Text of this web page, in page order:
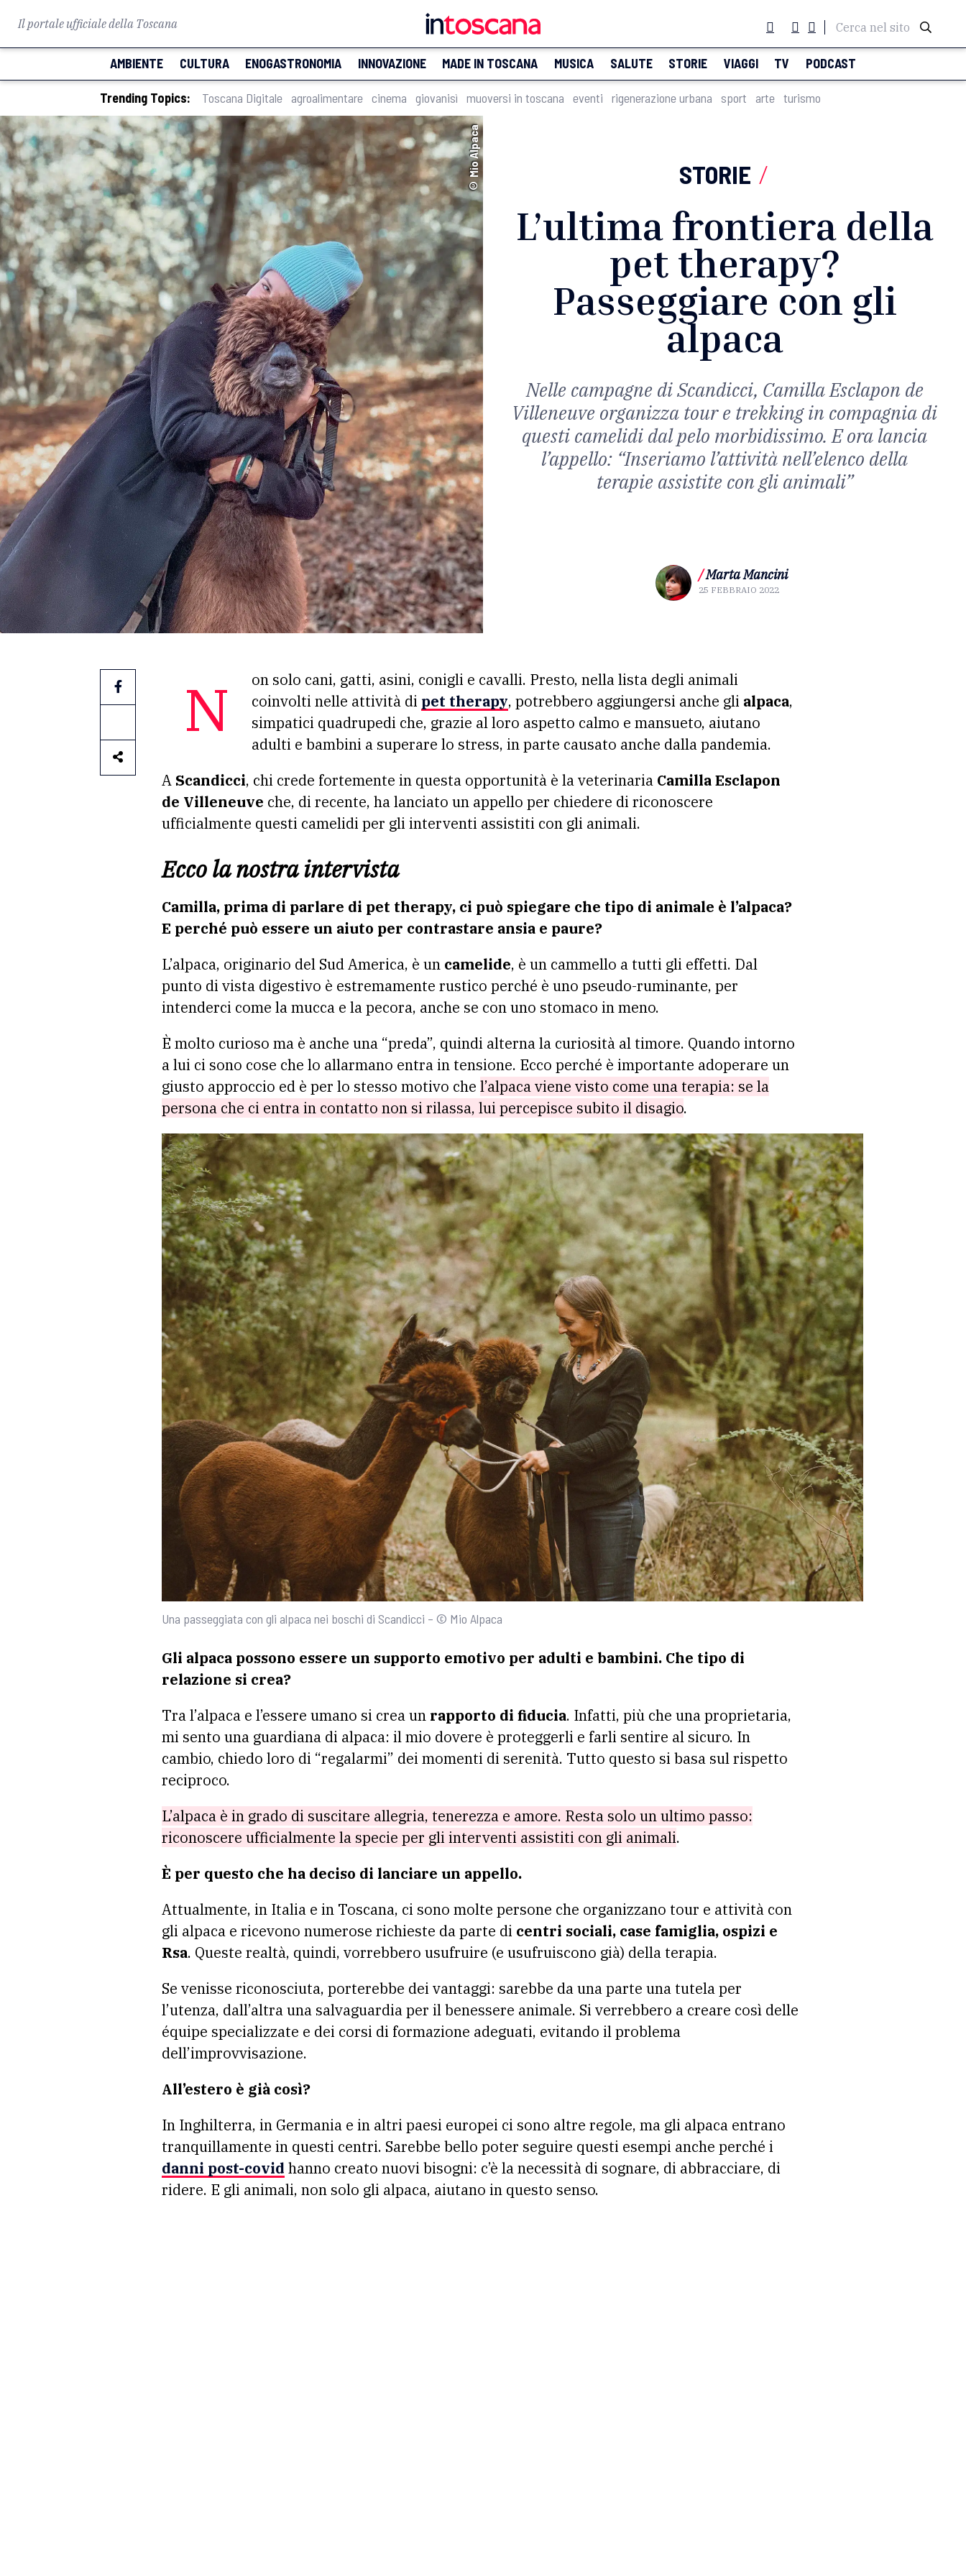
Il portale ufficiale della Toscana Cerca nel sito
AMBIENTE CULTURA ENOGASTRONOMIA INNOVAZIONE MADE IN TOSCANA MUSICA SALUTE STORIE VIAGGI TV PODCAST
Trending Topics: Toscana Digitale agroalimentare cinema giovanisì muoversi in toscana eventi rigenerazione urbana sport arte turismo
© Mio Alpaca STORIE /
L’ultima frontiera della
pet therapy?
Passeggiare con gli
alpaca
Nelle campagne di Scandicci, Camilla Esclapon de
Villeneuve organizza tour e trekking in compagnia di
questi camelidi dal pelo morbidissimo. E ora lancia
l’appello: “Inseriamo l’attività nell’elenco della
terapie assistite con gli animali”
/Marta Mancini
25 FEBBRAIO 2022
Non solo cani, gatti, asini, conigli e cavalli. Presto, nella lista degli animali coinvolti nelle attività di pet therapy, potrebbero aggiungersi anche gli alpaca,
simpatici quadrupedi che, grazie al loro aspetto calmo e mansueto, aiutano
adulti e bambini a superare lo stress, in parte causato anche dalla pandemia.
A Scandicci, chi crede fortemente in questa opportunità è la veterinaria Camilla Esclapon
de Villeneuve che, di recente, ha lanciato un appello per chiedere di riconoscere
ufficialmente questi camelidi per gli interventi assistiti con gli animali.
Ecco la nostra intervista
Camilla, prima di parlare di pet therapy, ci può spiegare che tipo di animale è l’alpaca?
E perché può essere un aiuto per contrastare ansia e paure?
L’alpaca, originario del Sud America, è un camelide, è un cammello a tutti gli effetti. Dal
punto di vista digestivo è estremamente rustico perché è uno pseudo-ruminante, per
intenderci come la mucca e la pecora, anche se con uno stomaco in meno.
È molto curioso ma è anche una “preda”, quindi alterna la curiosità al timore. Quando intorno
a lui ci sono cose che lo allarmano entra in tensione. Ecco perché è importante adoperare un
giusto approccio ed è per lo stesso motivo che l’alpaca viene visto come una terapia: se la
persona che ci entra in contatto non si rilassa, lui percepisce subito il disagio.
Una passeggiata con gli alpaca nei boschi di Scandicci – © Mio Alpaca
Gli alpaca possono essere un supporto emotivo per adulti e bambini. Che tipo di
relazione si crea?
Tra l’alpaca e l’essere umano si crea un rapporto di fiducia. Infatti, più che una proprietaria,
mi sento una guardiana di alpaca: il mio dovere è proteggerli e farli sentire al sicuro. In
cambio, chiedo loro di “regalarmi” dei momenti di serenità. Tutto questo si basa sul rispetto
reciproco.
L’alpaca è in grado di suscitare allegria, tenerezza e amore. Resta solo un ultimo passo:
riconoscere ufficialmente la specie per gli interventi assistiti con gli animali.
È per questo che ha deciso di lanciare un appello.
Attualmente, in Italia e in Toscana, ci sono molte persone che organizzano tour e attività con
gli alpaca e ricevono numerose richieste da parte di centri sociali, case famiglia, ospizi e
Rsa. Queste realtà, quindi, vorrebbero usufruire (e usufruiscono già) della terapia.
Se venisse riconosciuta, porterebbe dei vantaggi: sarebbe da una parte una tutela per
l’utenza, dall’altra una salvaguardia per il benessere animale. Si verrebbero a creare così delle
équipe specializzate e dei corsi di formazione adeguati, evitando il problema
dell’improvvisazione.
All’estero è già così?
In Inghilterra, in Germania e in altri paesi europei ci sono altre regole, ma gli alpaca entrano
tranquillamente in questi centri. Sarebbe bello poter seguire questi esempi anche perché i
danni post-covid hanno creato nuovi bisogni: c’è la necessità di sognare, di abbracciare, di
ridere. E gli animali, non solo gli alpaca, aiutano in questo senso.